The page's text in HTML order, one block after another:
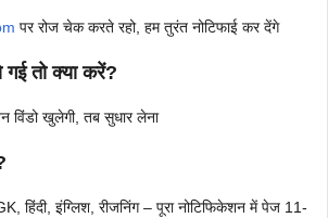
पर रोज चेक करते रहो, हम तुरंत नोटिफाई कर देंगे
गई तो क्या करें?
खुलेगी, तब सुधार लेना
हिंदी, इंग्लिश, रीजनिंग – पूरा नोटिफिकेशन में पेज 11-